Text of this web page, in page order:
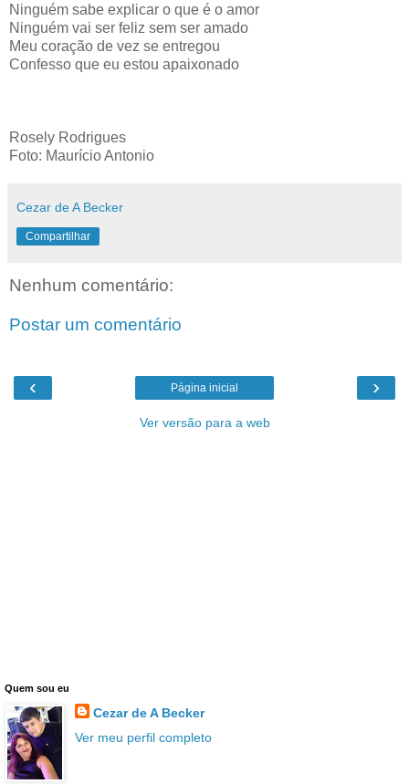
Ninguém sabe explicar o que é o amor
Ninguém vai ser feliz sem ser amado
Meu coração de vez se entregou
Confesso que eu estou apaixonado
Rosely Rodrigues
Foto: Maurício Antonio
Cezar de A Becker
Compartilhar
Nenhum comentário:
Postar um comentário
‹ ›
Página inicial
Ver versão para a web
Quem sou eu
Cezar de A Becker
Ver meu perfil completo